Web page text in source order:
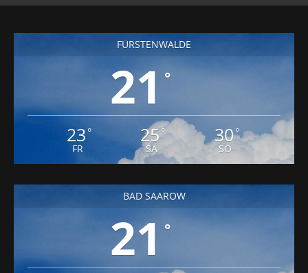
FÜRSTENWALDE
21 °
23 °
FR
25°
SA
30°
SO
BAD SAAROW
21 °